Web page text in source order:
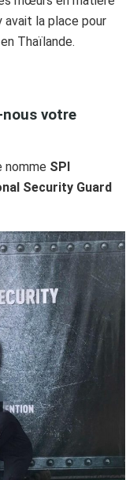
avait la place pour
en Thaïlande.
votre
nomme SPI
Security Guard